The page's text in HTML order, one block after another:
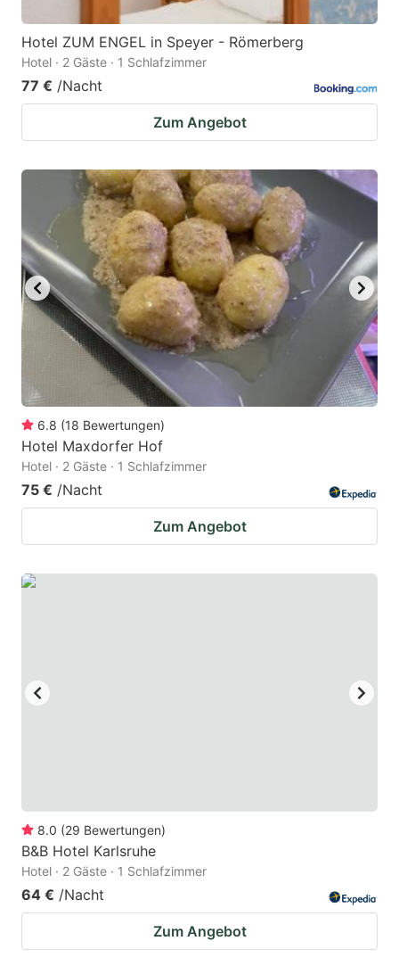
Hotel ZUM ENGEL in Speyer - Römerberg
Hotel · 2 Gäste · 1 Schlafzimmer
77 € /Nacht
Zum Angebot
6.8 (18 Bewertungen)
Hotel Maxdorfer Hof
Hotel · 2 Gäste · 1 Schlafzimmer
75 € /Nacht
Zum Angebot
8.0 (29 Bewertungen)
B&B Hotel Karlsruhe
Hotel · 2 Gäste · 1 Schlafzimmer
64 € /Nacht
Zum Angebot